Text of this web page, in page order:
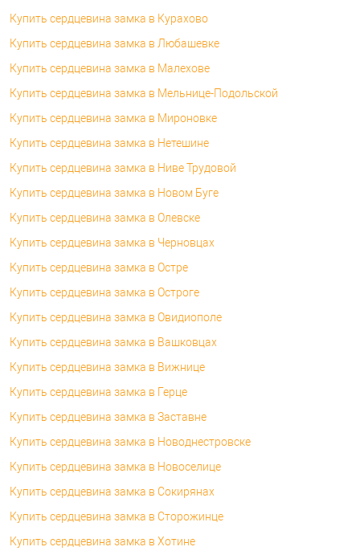
Купить сердцевина замка в Курахово
Купить сердцевина замка в Любашевке
Купить сердцевина замка в Малехове
Купить сердцевина замка в Мельнице-Подольской
Купить сердцевина замка в Мироновке
Купить сердцевина замка в Нетешине
Купить сердцевина замка в Ниве Трудовой
Купить сердцевина замка в Новом Буге
Купить сердцевина замка в Олевске
Купить сердцевина замка в Черновцах
Купить сердцевина замка в Остре
Купить сердцевина замка в Остроге
Купить сердцевина замка в Овидиополе
Купить сердцевина замка в Вашковцах
Купить сердцевина замка в Вижнице
Купить сердцевина замка в Герце
Купить сердцевина замка в Заставне
Купить сердцевина замка в Новоднестровске
Купить сердцевина замка в Новоселице
Купить сердцевина замка в Сокирянах
Купить сердцевина замка в Сторожинце
Купить сердцевина замка в Хотине